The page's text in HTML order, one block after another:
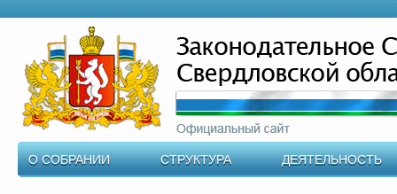
О СОБРАНИИ СТРУКТУРА ДЕЯТЕЛЬНОСТЬ